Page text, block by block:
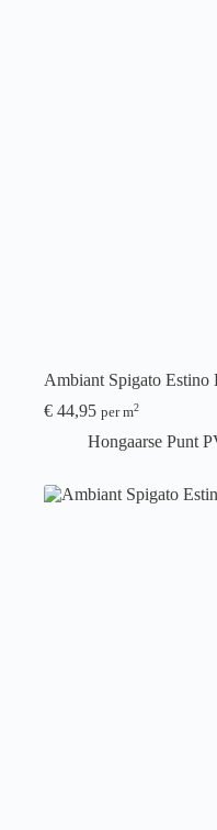
Ambiant Spigato Estino
€ 44,95 per m2
Hongaarse Punt